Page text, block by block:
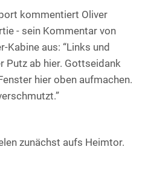
kommentiert Oliver
- sein Kommentar von
Kabine aus: “Links und
Putz ab hier. Gottseidank
hier oben aufmachen.
zunächst aufs Heimtor.